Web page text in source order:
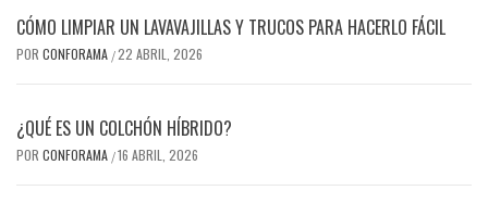
CÓMO LIMPIAR UN LAVAVAJILLAS Y TRUCOS PARA HACERLO FÁCIL
POR CONFORAMA /22 ABRIL, 2026
¿QUÉ ES UN COLCHÓN HÍBRIDO?
POR CONFORAMA /16 ABRIL, 2026